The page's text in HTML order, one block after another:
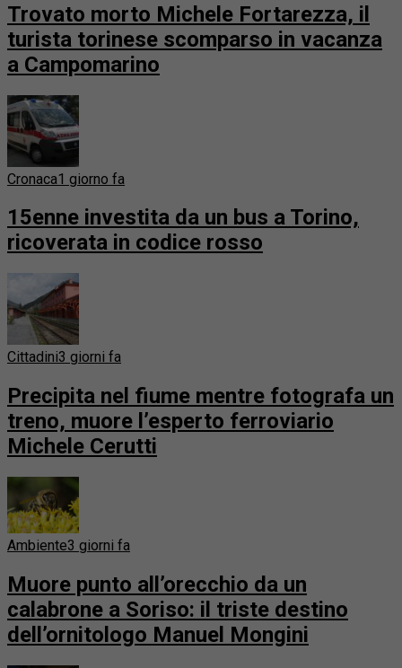
Trovato morto Michele Fortarezza, il
turista torinese scomparso in vacanza
a Campomarino
Cronaca1 giorno fa
15enne investita da un bus a Torino,
ricoverata in codice rosso
Cittadini3 giorni fa
Precipita nel fiume mentre fotografa un
treno, muore l’esperto ferroviario
Michele Cerutti
Ambiente3 giorni fa
Muore punto all’orecchio da un
calabrone a Soriso: il triste destino
dell’ornitologo Manuel Mongini